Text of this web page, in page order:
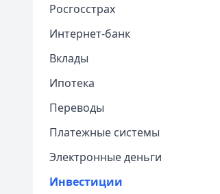
Росгосстрах
Интернет-банк
Вклады
Ипотека
Переводы
Платежные системы
Электронные деньги
Инвестиции